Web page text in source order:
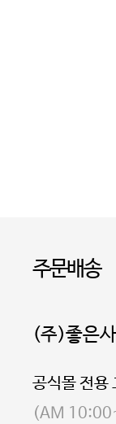
주문배송
(주)좋은
대표 이성현
소재지 서
공식몰 전용
(AM